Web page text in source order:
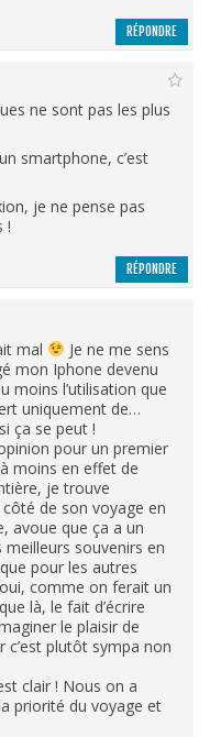
RÉPONDRE
ne sont pas les plus
smartphone, c’est
je ne pense pas
!
RÉPONDRE
mal
Je ne me sens
mon Iphone devenu
moins l’utilisation que
uniquement de…
ça se peut !
pour un premier
moins en effet de
je trouve
de son voyage en
avoue que ça a un
souvenirs en
pour les autres
comme on ferait un
là, le fait d’écrire
le plaisir de
plutôt sympa non
clair ! Nous on a
priorité du voyage et